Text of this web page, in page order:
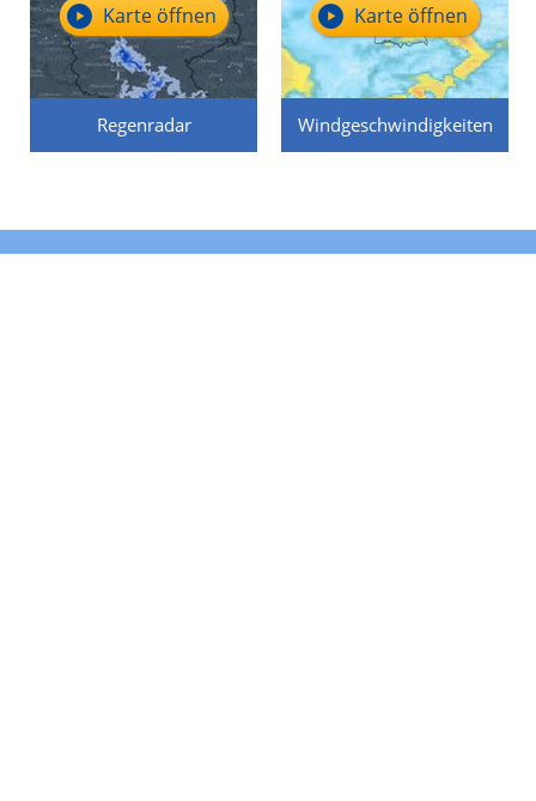
Regenradar
Karte öffnen
Windgeschwindigkeiten
Karte öffnen